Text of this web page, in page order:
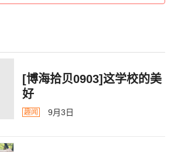
[博海拾贝0903]这学校的美
好
趣闻 9月3日